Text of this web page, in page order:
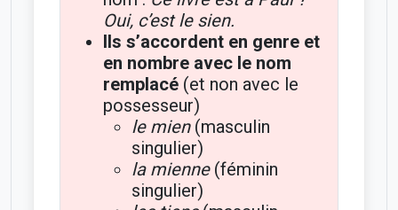
Oui, c’est le sien.
Ils s’accordent en genre et
en nombre avec le nom
remplacé(et non avec le
possesseur)
le mien(masculin
singulier)
la mienne(féminin
singulier)